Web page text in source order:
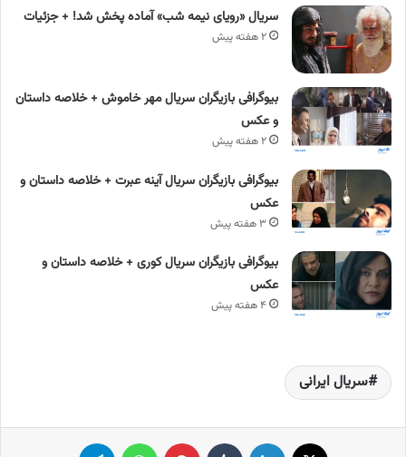
سریال «رویای نیمه شب» آماده پخش شد! + جزئیات
۲ هفته پیش
بیوگرافی بازیگران سریال مهر خاموش + خلاصه داستان
و عکس
۲ هفته پیش
بیوگرافی بازیگران سریال آینه عبرت + خلاصه داستان و
عکس
۳ هفته پیش
بیوگرافی بازیگران سریال کوری + خلاصه داستان و
عکس
۴ هفته پیش
سریال ایرانی
لینکدین ‫تامبلر پینترست